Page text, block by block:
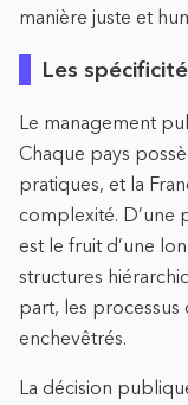
manière juste et
Les
Le management
Chaque pays
pratiques, et la
complexité. D’une
est le fruit d’une
structures
part, les
enchevêtrés.
La décision